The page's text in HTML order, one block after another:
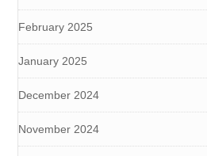
February 2025
January 2025
December 2024
November 2024